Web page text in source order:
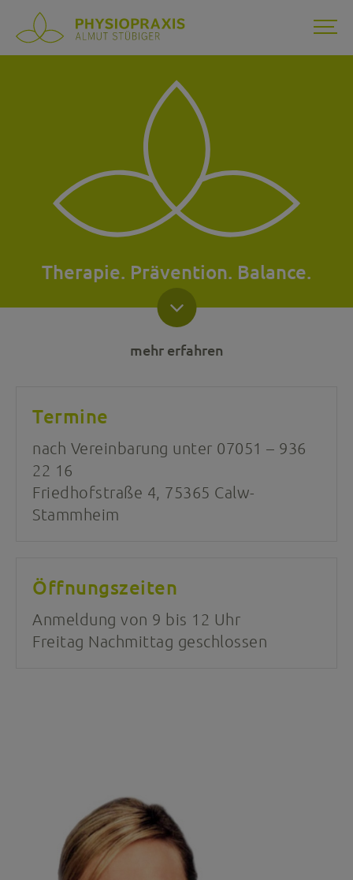
Therapie. Prävention. Balance.
mehr erfahren
Termine
nach Vereinbarung unter 07051 – 936
22 16
Friedhofstraße 4, 75365 Calw-
Stammheim
Öffnungszeiten
Anmeldung von 9 bis 12 Uhr
Freitag Nachmittag geschlossen